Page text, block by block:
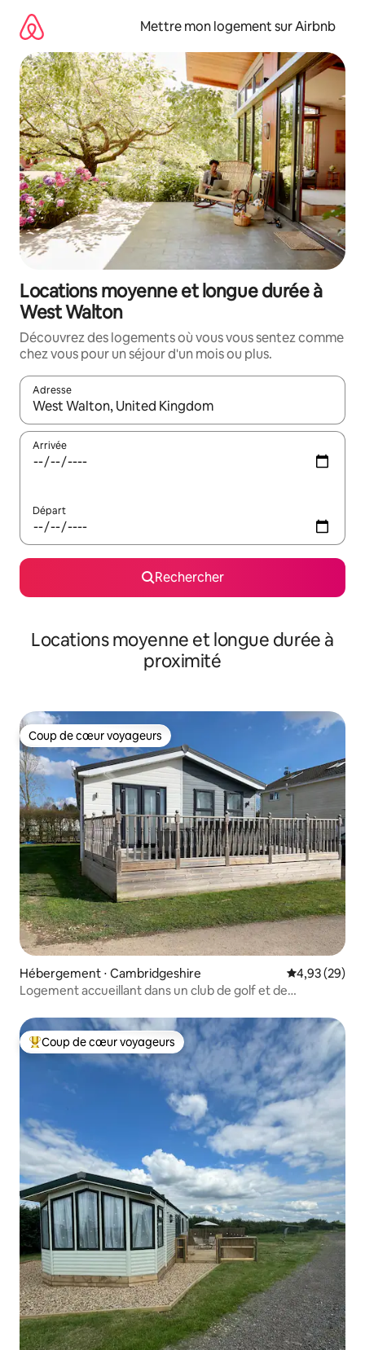
directement
contenu
Mettre mon logement sur Airbnb
Locations moyenne et longue durée à
West Walton
Découvrez des logements où vous vous sentez comme
chez vous pour un séjour d'un mois ou plus.
Adresse
Lorsque les résultats s'affichent, utilisez les flèches vers le
Arrivée
Départ
Rechercher
Locations moyenne et longue durée à
proximité
Coup de cœur voyageurs
Coup de cœur voyageurs
Hébergement ⋅ Cambridgeshire Évaluation
4,93 (29)
Logement accueillant dans un club de golf et de
Coups de cœur voyageurs les plus appréciés
Coup de cœur voyageurs